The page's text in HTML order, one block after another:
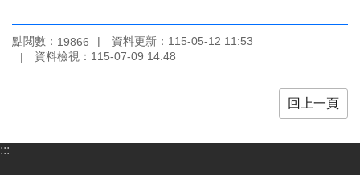
點閱數： 19866 資料更新： 115-05-12 11:53
資料檢視： 115-07-09 14:48
回上一頁
:::